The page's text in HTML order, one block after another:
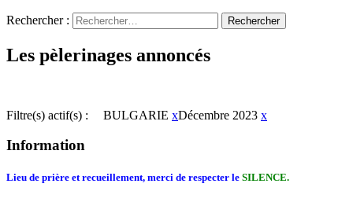
Rechercher :
Les pèlerinages annoncés
Filtre(s) actif(s) : BULGARIE xDécembre 2023 x
Information
Lieu de prière et recueillement, merci de respecter le SILENCE.